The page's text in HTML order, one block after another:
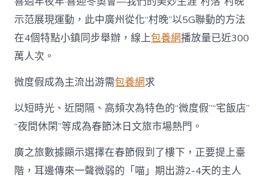
示范展現運動，此中廣州從化“村晚”以5G聯動的方法
在4個特點小鎮同步舉辦，線上包養網播放量已近300
萬人次。
微度假成為主流出游需包養網求
以短時光、近間隔、高頻次為特色的“微度假”“宅飯店”
“夜間休閑”等成為春節沐日文旅市場熱門。
廣之旅數據顯示選擇在春節假到了樓下，正要提上臺
階，耳邊傳來一聲微弱的「喵」期出游2-4天的主人